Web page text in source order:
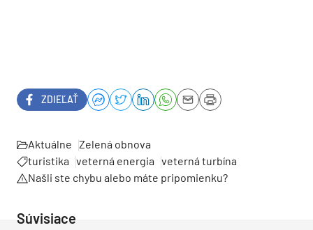
ZDIEĽAŤ
Aktuálne Zelená obnova
turistika veterná energia veterná turbína
Našli ste chybu alebo máte pripomienku?
Súvisiace